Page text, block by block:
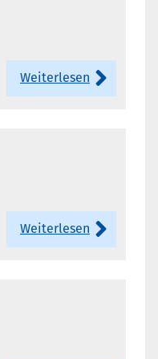
Weiterlesen
Weiterlesen